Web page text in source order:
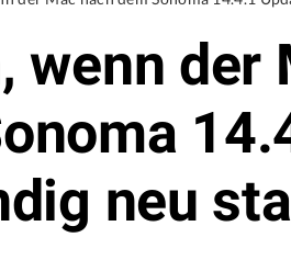
wenn der
neu